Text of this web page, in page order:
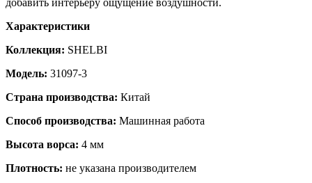
Характеристики
Коллекция: SHELBI
Модель: 31097-3
Страна производства: Китай
Способ производства: Машинная работа
Высота ворса: 4 мм
Плотность: не указана производителем